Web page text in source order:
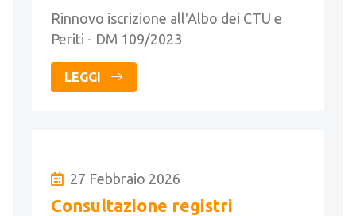
Rinnovo iscrizione all'Albo dei CTU e
Periti - DM 109/2023
LEGGI
27 Febbraio 2026
Consultazione registri